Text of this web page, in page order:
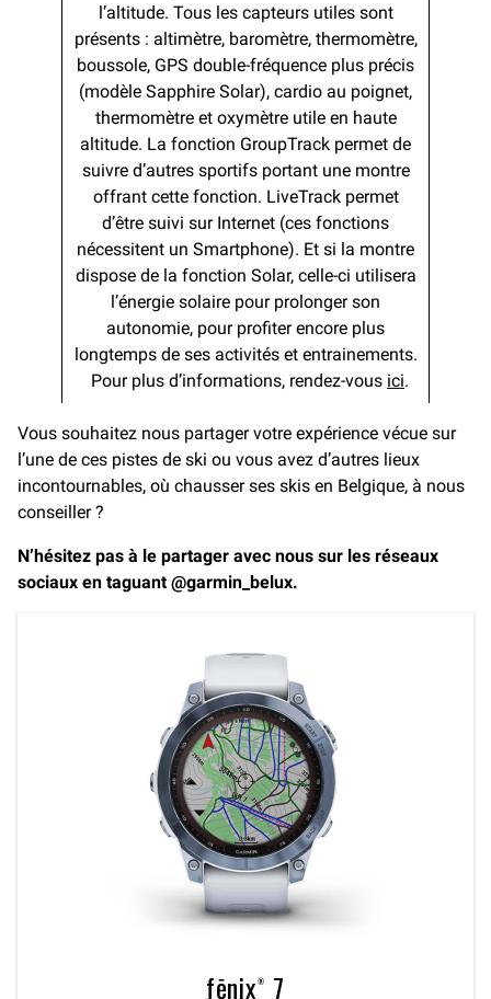
l’altitude. Tous les capteurs utiles sont
présents : altimètre, baromètre, thermomètre,
boussole, GPS double-fréquence plus précis
(modèle Sapphire Solar), cardio au poignet,
thermomètre et oxymètre utile en haute
altitude. La fonction GroupTrack permet de
suivre d’autres sportifs portant une montre
offrant cette fonction. LiveTrack permet
d’être suivi sur Internet (ces fonctions
nécessitent un Smartphone). Et si la montre
dispose de la fonction Solar, celle-ci utilisera
l’énergie solaire pour prolonger son
autonomie, pour profiter encore plus
longtemps de ses activités et entrainements.
Pour plus d’informations, rendez-vous ici.
Vous souhaitez nous partager votre expérience vécue sur
l’une de ces pistes de ski ou vous avez d’autres lieux
incontournables, où chausser ses skis en Belgique, à nous
conseiller ?
N’hésitez pas à le partager avec nous sur les réseaux
sociaux en taguant @garmin_belux.
fēnix® 7